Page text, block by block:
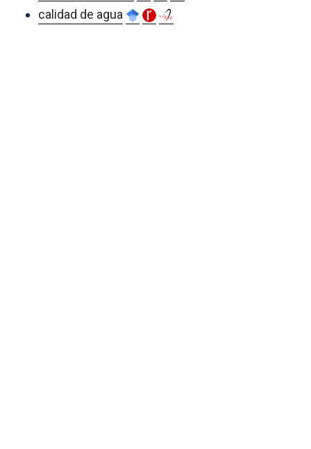
calidad de agua